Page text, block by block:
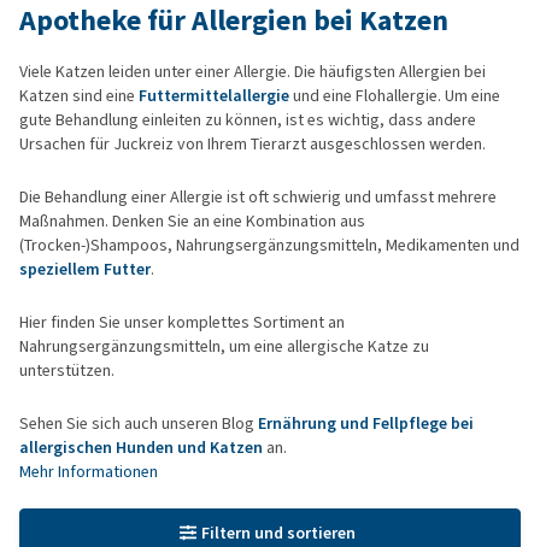
Apotheke für Allergien bei Katzen
Viele Katzen leiden unter einer Allergie. Die häufigsten Allergien bei
Katzen sind eine Futtermittelallergieund eine Flohallergie. Um eine
gute Behandlung einleiten zu können, ist es wichtig, dass andere
Ursachen für Juckreiz von Ihrem Tierarzt ausgeschlossen werden.
Die Behandlung einer Allergie ist oft schwierig und umfasst mehrere
Maßnahmen. Denken Sie an eine Kombination aus
(Trocken-)Shampoos, Nahrungsergänzungsmitteln, Medikamenten und
speziellem Futter.
Hier finden Sie unser komplettes Sortiment an
Nahrungsergänzungsmitteln, um eine allergische Katze zu
unterstützen.
Sehen Sie sich auch unseren Blog Ernährung und Fellpflege bei
allergischen Hunden und Katzen an.
Mehr Informationen
Filtern und sortieren